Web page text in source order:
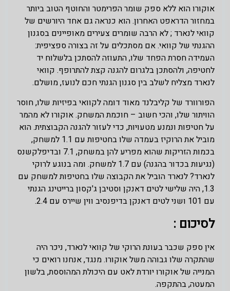
אוקורו הוא ללא ספק שומר הפרימטר והחוטף הטוב ביותר
במחזור הדראפט האחרון. הוא כנראה גם אחד היורשים של
קוואי לנארד ; לא הרבה שומרים צעירים מאופיינים בסגנון
ההגנתי של קוואי. אם מסתכלים על זה בצורה ספציפית:
העמידה חסרת הפחד שלו, התעוזה להסתכן בלשלוח יד
לחטיפה, ולהסתכן בלגרום להגנה קצת להתרופף. קוואי
לנארד מצליח לשלב בין סגנון הגנתי חכם לנועז, מושלם.
הפורוורד של קליבלנד מאוד דומה לקוואי בפיזיות שלו, חוסר
הוויתור שלו, והכי חשוב – חוכמת המשחק. אוקורו לא מהמר
על חטיפות ונמנע מטעויות, כדי לעזור להגנה הקבוצתית. הוא
מוביל את הרוקיז בעמדה שלו בחטיפות עם 1.1 למשחק,
בכמות הזריקות שהוא מפריע להן במשחק, 7.1 ובדיפלקשנס
(נגיעות בכדור בהגנה) עם 1.7 למשחק. ומה בנוגע לרוקי
לנארד? לנארד הוביל את הקבוצה שלו בחטיפות למשחק עם
1.3, היה שלישי לטים דאנקן וסטיבן ג'קסון ברייטינג הגנתי
עם 101 ושני לטים דאנקן בדיפנסיב ווין שיירס עם 2.4.
לסיכום :
אין ספק שכבר בעונת הרוקי של קוואי לנארד, ניכר היה
שהתקרה שלו גבוהה משל אוקורו. מנגד, אנחנו רואים כי
המנייה של אוקורו יורדת לאט עם היכולת המהוססת, בלשון
המעטה, בהתקפה.